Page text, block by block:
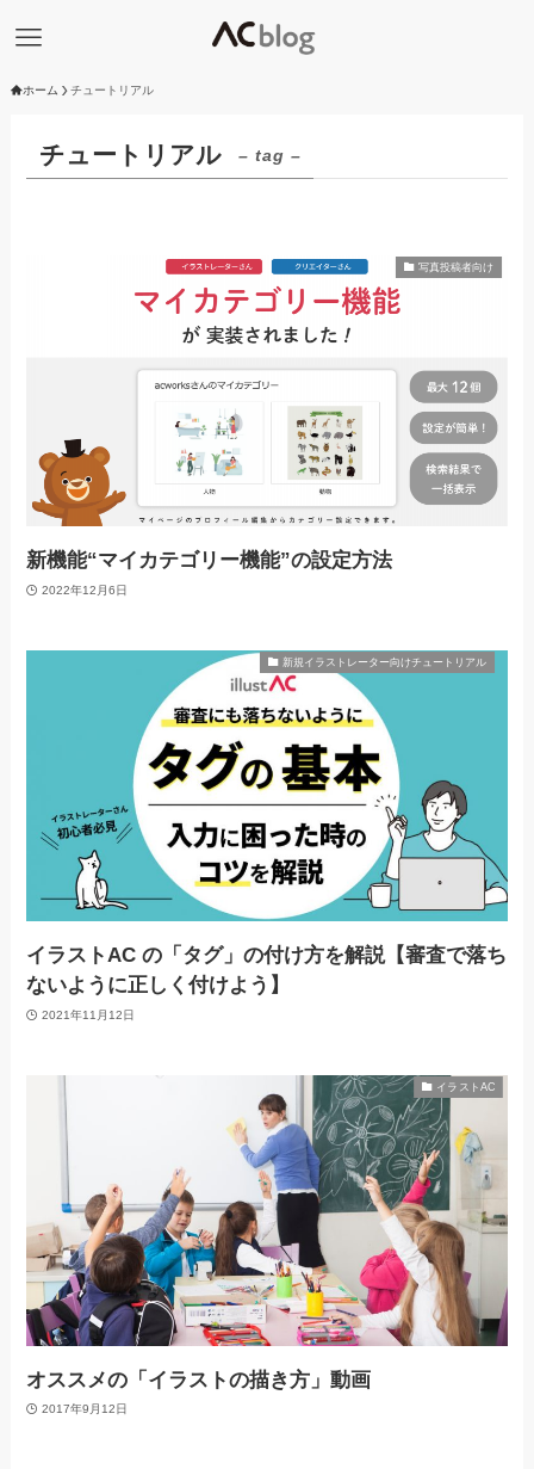
ホーム チュートリアル
チュートリアル – tag –
写真投稿者向け
新機能“マイカテゴリー機能”の設定方法
2022年12月6日
新規イラストレーター向けチュートリアル
イラストAC の「タグ」の付け方を解説【審査で落ち
ないように正しく付けよう】
2021年11月12日
イラストAC
オススメの「イラストの描き方」動画
2017年9月12日